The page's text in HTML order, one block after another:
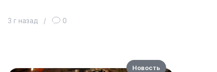
3 г назад / 0
Новость